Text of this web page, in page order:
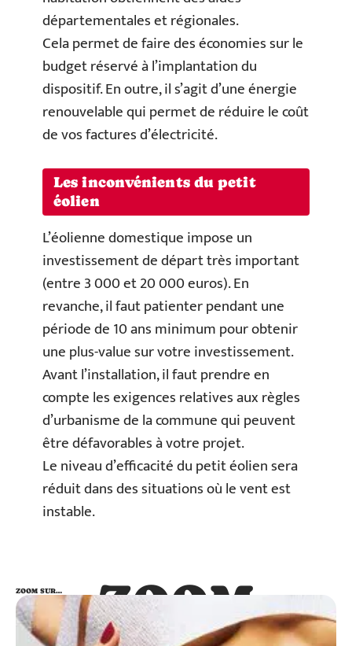
départementales et régionales.
Cela permet de faire des économies sur le
budget réservé à l’implantation du
dispositif. En outre, il s’agit d’une énergie
renouvelable qui permet de réduire le coût
de vos factures d’électricité.
Les inconvénients du petit
éolien
L’éolienne domestique impose un
investissement de départ très important
(entre 3 000 et 20 000 euros). En
revanche, il faut patienter pendant une
période de 10 ans minimum pour obtenir
une plus-value sur votre investissement.
Avant l’installation, il faut prendre en
compte les exigences relatives aux règles
d’urbanisme de la commune qui peuvent
être défavorables à votre projet.
Le niveau d’efficacité du petit éolien sera
réduit dans des situations où le vent est
instable.
ZOOM
SUR…
ZOOM SUR…